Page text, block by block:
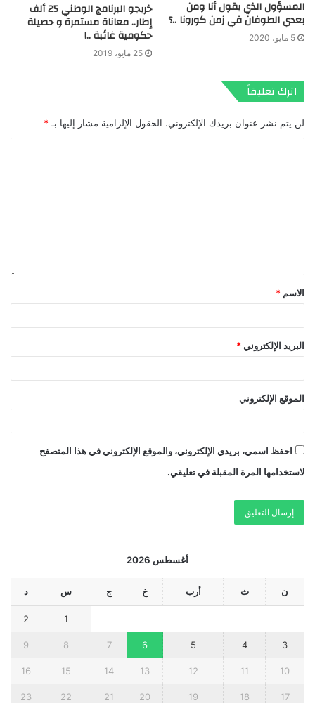
المسؤول الذي يقول أنا ومن
بعدي الطوفان في زمن كورونا ..؟
5 مايو، 2020
خريجو البرنامج الوطني 25 ألف
إطار.. معاناة مستمرة و حصيلة
حكومية غائبة ..!
25 مايو، 2019
اترك تعليقاً
لن يتم نشر عنوان بريدك الإلكتروني. الحقول الإلزامية مشار إليها بـ *
الاسم *
البريد الإلكتروني *
الموقع الإلكتروني
احفظ اسمي، بريدي الإلكتروني، والموقع الإلكتروني في هذا المتصفح
لاستخدامها المرة المقبلة في تعليقي.
أغسطس 2026
ن ث أرب خ ج س د
1
2
3
4
5
6
7
8
9
10
11
12
13
14
15
16
17
18
19
20
21
22
23